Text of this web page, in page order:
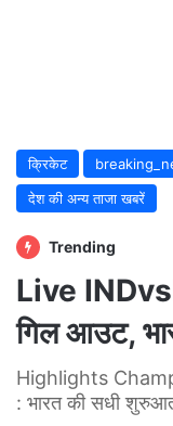
क्रिकेट
देश की अन्य ताजा खबरें
Trending
Live
गिल आउट,
Highlights
: भारत की सधी